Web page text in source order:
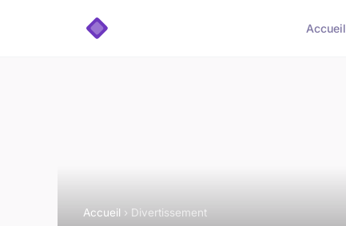
Accueil
Accueil › Divertissement